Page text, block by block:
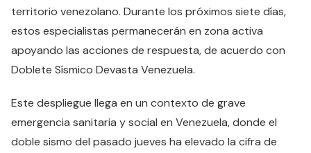
territorio venezolano. Durante los próximos siete días,
estos especialistas permanecerán en zona activa
apoyando las acciones de respuesta, de acuerdo con
Doblete Sísmico Devasta Venezuela.
Este despliegue llega en un contexto de grave
emergencia sanitaria y social en Venezuela, donde el
doble sismo del pasado jueves ha elevado la cifra de